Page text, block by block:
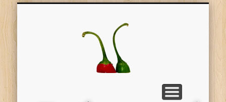
Strona główna
Przystawki
Dania główne
Słodkości
Tips & Tricks
Słowniczek
Od kuchni